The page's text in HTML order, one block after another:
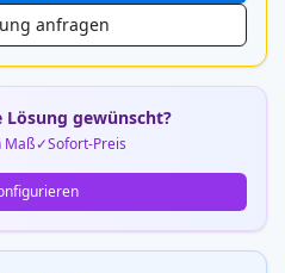
anfragen
gewünscht?
Maß
Sofort-Preis